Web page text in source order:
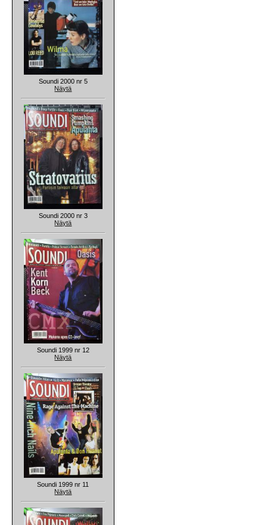
Soundi 2000 nr 5
Näytä
Soundi 2000 nr 3
Näytä
Soundi 1999 nr 12
Näytä
Soundi 1999 nr 11
Näytä